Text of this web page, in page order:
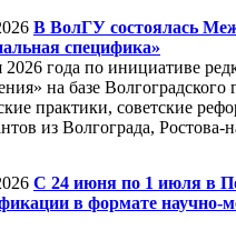
В ВолГУ состоялась
специфика»
года по инициативе
на базе
практики, советские
из Волгограда,
С 24 июня по 1 июля в
в формате